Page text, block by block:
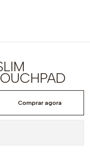
Comprar agora